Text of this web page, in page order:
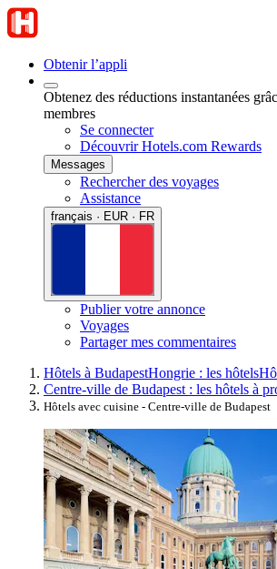
Obtenir l’appli
Obtenez des réductions instantanées
membres
Se connecter
Découvrir Hotels.com Rewards
Messages
Rechercher des voyages
Assistance
français · EUR · FR
Publier votre annonce
Voyages
Partager mes commentaires
Hôtels à BudapestHongrie : les hôtels
Centre-ville de Budapest : les hôtels à
Hôtels avec cuisine - Centre-ville de Budapest